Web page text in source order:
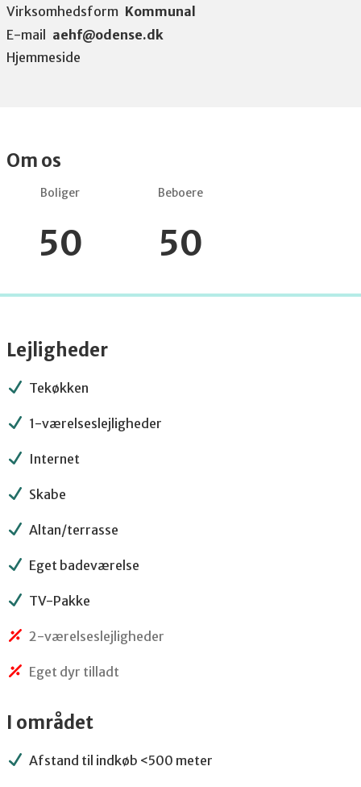
Virksomhedsform Kommunal
E-mail aehf@odense.dk
Hjemmeside
Om os
Boliger
50
Beboere
50
Lejligheder
Tekøkken
1-værelseslejligheder
Internet
Skabe
Altan/terrasse
Eget badeværelse
TV-Pakke
2-værelseslejligheder
Eget dyr tilladt
I området
Afstand til indkøb <500 meter